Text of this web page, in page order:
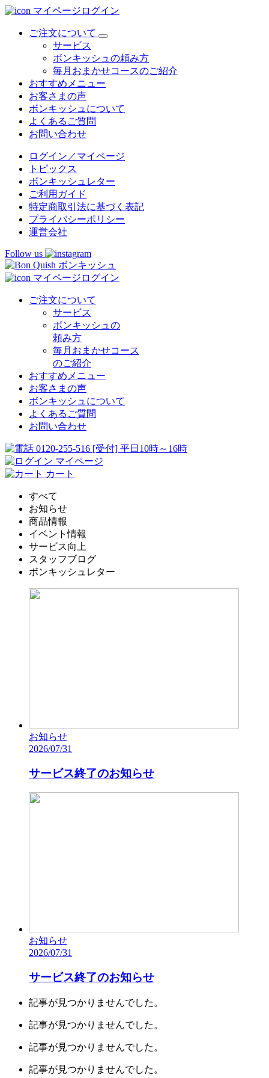
マイページログイン
ご注文について
サービス
ボンキッシュの頼み方
毎月おまかせコースのご紹介
おすすめメニュー
お客さまの声
ボンキッシュについて
よくあるご質問
お問い合わせ
ログイン／マイページ
トピックス
ボンキッシュレター
ご利用ガイド
特定商取引法に基づく表記
プライバシーポリシー
運営会社
Follow us
マイページログイン
ご注文について
サービス
ボンキッシュの
頼み方
毎月おまかせコース
のご紹介
おすすめメニュー
お客さまの声
ボンキッシュについて
よくあるご質問
お問い合わせ
0120-255-516 [受付] 平日10時～16時
マイページ
カート
すべて
お知らせ
商品情報
イベント情報
サービス向上
スタッフブログ
ボンキッシュレター
お知らせ
2026/07/31
サービス終了のお知らせ
お知らせ
2026/07/31
サービス終了のお知らせ
記事が見つかりませんでした。
記事が見つかりませんでした。
記事が見つかりませんでした。
記事が見つかりませんでした。